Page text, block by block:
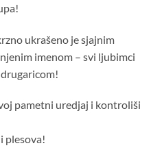
ukrašeno je sjajnim
imenom – svi ljubimci
pametni uredjaj i kontroliši
plesova!